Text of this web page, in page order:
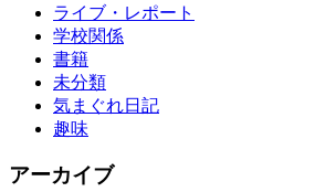
ライブ・レポート
学校関係
書籍
未分類
気まぐれ日記
趣味
アーカイブ